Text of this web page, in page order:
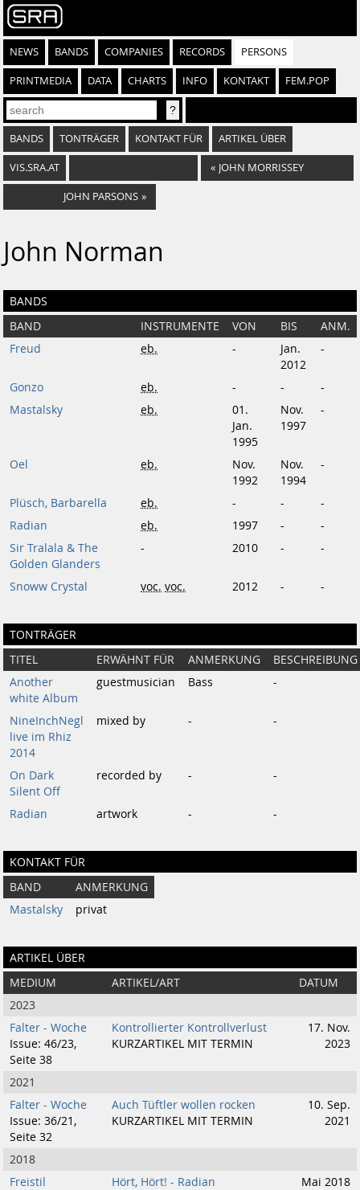
NEWS BANDS COMPANIES RECORDS PERSONS
PRINTMEDIA DATA CHARTS INFO KONTAKT FEM.POP
BANDS TONTRÄGER KONTAKT FÜR ARTIKEL ÜBER
VIS.SRA.AT « JOHN MORRISSEY
JOHN PARSONS »
John Norman
BANDS
BAND INSTRUMENTE VON BIS
ANM.
Freud
eb. -
Jan.
2012
-
Gonzo eb. - -
-
Mastalsky
eb.
01.
Jan.
1995
Nov.
1997
-
Oel eb.
Nov.
1992
Nov.
1994
-
Plüsch, Barbarella eb. - -
-
Radian
eb. 1997 -
-
Sir Tralala & The
Golden Glanders
- 2010 - -
Snoww Crystal voc. voc. 2012 - -
TONTRÄGER
TITEL ERWÄHNT FÜR ANMERKUNG
BESCHREIBUNG
Another
white Album
guestmusician Bass -
NineInchNegl
live im Rhiz
2014
mixed by - -
On Dark
Silent Off
recorded by - -
Radian artwork - -
KONTAKT FÜR
BAND
ANMERKUNG
Mastalsky
privat
ARTIKEL ÜBER
MEDIUM ARTIKEL/ART
DATUM
2023
Falter - Woche
Issue: 46/23,
Seite 38
Kontrollierter Kontrollverlust
KURZARTIKEL MIT TERMIN
17. Nov.
2023
2021
Falter - Woche
Issue: 36/21,
Seite 32
Auch Tüftler wollen rocken
KURZARTIKEL MIT TERMIN
10. Sep.
2021
2018
Freistil
Hört, Hört! - Radian
Mai 2018